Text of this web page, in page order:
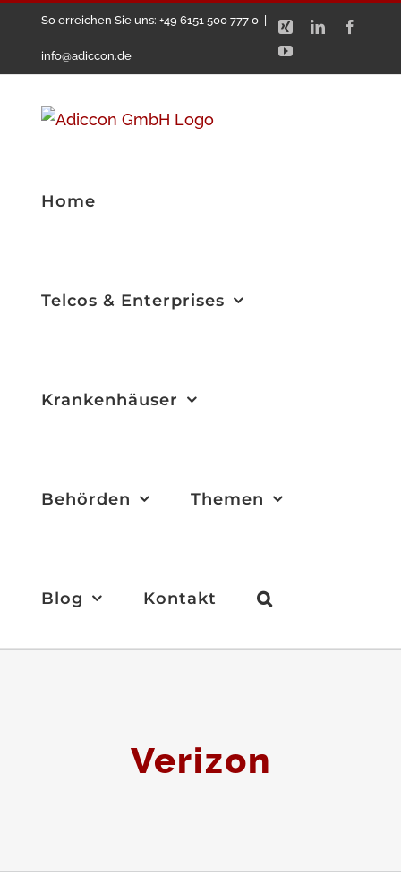
springen
So erreichen Sie uns: +49 6151 500 777 0
info@adiccon.de
Xing LinkedIn
YouTube
Home
Telcos & Enterprises
Krankenhäuser
Behörden Themen
Blog Kontakt
Verizon